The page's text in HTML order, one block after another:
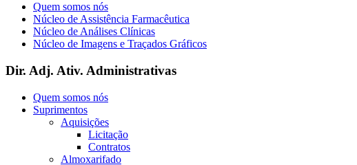
Quem somos nós
Núcleo de Assistência Farmacêutica
Núcleo de Análises Clínicas
Núcleo de Imagens e Traçados Gráficos
Dir. Adj. Ativ. Administrativas
Quem somos nós
Suprimentos
Aquisições
Licitação
Contratos
Almoxarifado